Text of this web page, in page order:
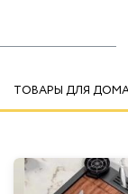
ТОВАРЫ ДЛЯ